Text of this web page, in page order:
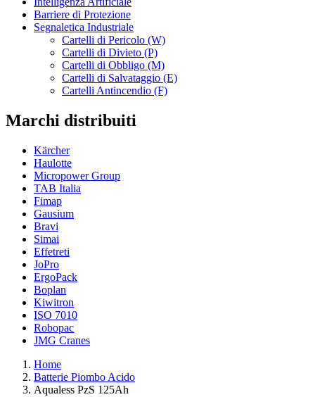
Barriere di Protezione
Segnaletica Industriale
Cartelli di Pericolo (W)
Cartelli di Divieto (P)
Cartelli di Obbligo (M)
Cartelli di Salvataggio (E)
Cartelli Antincendio (F)
Marchi distribuiti
Kärcher
Haulotte
Micropower Group
TAB Italia
Fimap
Gausium
Bravi
Simai
Effetreti
JoPro
ErgoPack
Boplan
Kiwitron
ISO 7010
Robopac
JMG Cranes
Home
Batterie Piombo Acido
Aqualess PzS 125Ah